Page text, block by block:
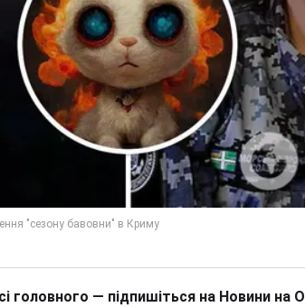
головного — підпишіться на Новини на